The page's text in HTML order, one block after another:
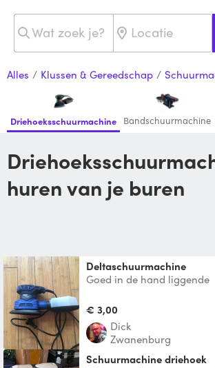
Alles / Klussen & Gereedschap /
Driehoeksschuurmachine Bandschuurmachine
Driehoeksschuurmachine
huren van je buren
Deltaschuurmachine
Goed in de hand liggende
€ 3,00
Dick
Zwanenburg
Schuurmachine driehoek